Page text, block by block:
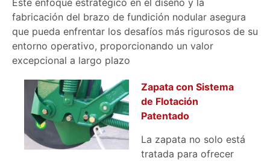
Este enfoque estratégico en el diseño y la
fabricación del brazo de fundición nodular asegura
que pueda enfrentar los desafíos más rigurosos de su
entorno operativo, proporcionando un valor
excepcional a largo plazo
Zapata con Sistema
de Flotación
Patentado
La zapata no solo está
tratada para ofrecer